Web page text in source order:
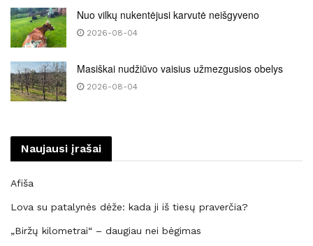
Nuo vilkų nukentėjusi karvutė neišgyveno
2026-08-04
Masiškai nudžiūvo vaisius užmezgusios obelys
2026-08-04
Naujausi įrašai
Afiša
Lova su patalynės dėže: kada ji iš tiesų praverčia?
„Biržų kilometrai“ – daugiau nei bėgimas